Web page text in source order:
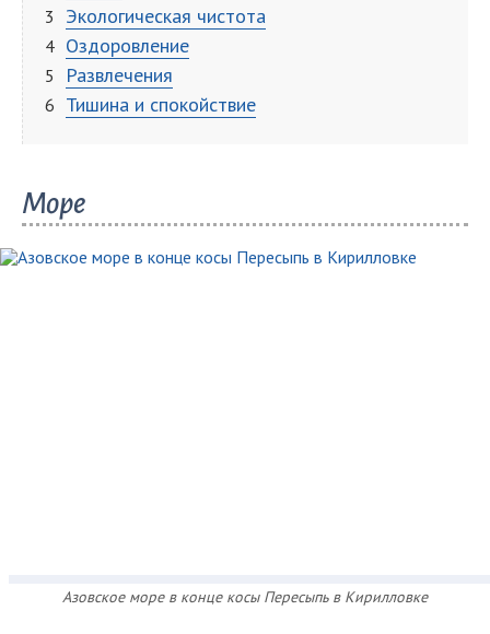
Экологическая чистота
Оздоровление
Развлечения
Тишина и спокойствие
Море
Азовское море в конце косы Пересыпь в Кирилловке